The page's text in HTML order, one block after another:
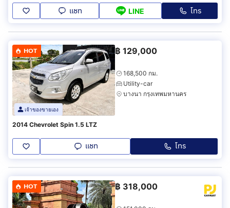
แชท LINE โทร
HOT
เจ้าของขายเอง
฿ 129,000
168,500 กม.
Utility-car
บางนา กรุงเทพมหานคร
2014 Chevrolet Spin 1.5 LTZ
แชท โทร
HOT ฿ 318,000